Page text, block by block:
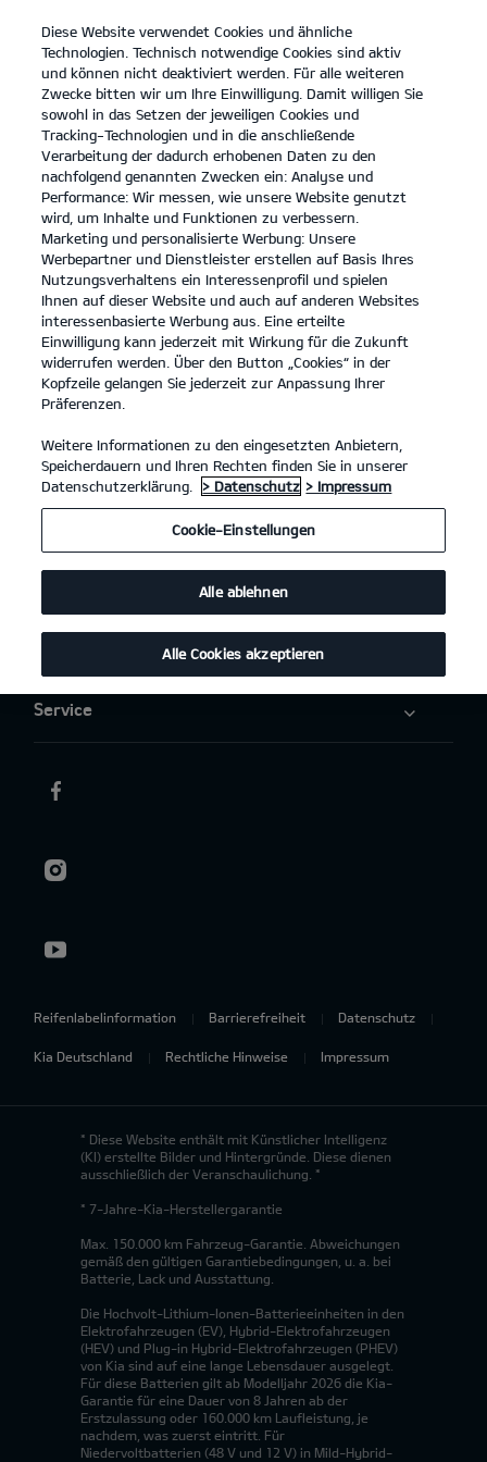
open
menu
KONTAKT
ANGEBOTSANFRAGE
Modelle
Business
Angebote
Elektromobilität
Aktuelles
Service
Reifenlabelinformation Barrierefreiheit Datenschutz
Kia Deutschland Rechtliche Hinweise Impressum
* Diese Website enthält mit Künstlicher Intelligenz
(KI) erstellte Bilder und Hintergründe. Diese dienen
ausschließlich der Veranschaulichung. *
* 7-Jahre-Kia-Herstellergarantie
Max. 150.000 km Fahrzeug-Garantie. Abweichungen
gemäß den gültigen Garantiebedingungen, u. a. bei
Batterie, Lack und Ausstattung.
Die Hochvolt-Lithium-Ionen-Batterieeinheiten in den
Elektrofahrzeugen (EV), Hybrid-Elektrofahrzeugen
(HEV) und Plug-in Hybrid-Elektrofahrzeugen (PHEV)
von Kia sind auf eine lange Lebensdauer ausgelegt.
Für diese Batterien gilt ab Modelljahr 2026 die Kia-
Garantie für eine Dauer von 8 Jahren ab der
Erstzulassung oder 160.000 km Laufleistung, je
nachdem, was zuerst eintritt. Für
Niedervoltbatterien (48 V und 12 V) in Mild-Hybrid-
Diese Website verwendet Cookies und ähnliche
Technologien. Technisch notwendige Cookies sind aktiv
und können nicht deaktiviert werden. Für alle weiteren
Zwecke bitten wir um Ihre Einwilligung. Damit willigen Sie
sowohl in das Setzen der jeweiligen Cookies und
Tracking-Technologien und in die anschließende
Verarbeitung der dadurch erhobenen Daten zu den
nachfolgend genannten Zwecken ein: Analyse und
Performance: Wir messen, wie unsere Website genutzt
wird, um Inhalte und Funktionen zu verbessern.
Marketing und personalisierte Werbung: Unsere
Werbepartner und Dienstleister erstellen auf Basis Ihres
Nutzungsverhaltens ein Interessenprofil und spielen
Ihnen auf dieser Website und auch auf anderen Websites
interessenbasierte Werbung aus. Eine erteilte
Einwilligung kann jederzeit mit Wirkung für die Zukunft
widerrufen werden. Über den Button „Cookies“ in der
Kopfzeile gelangen Sie jederzeit zur Anpassung Ihrer
Präferenzen.
Weitere Informationen zu den eingesetzten Anbietern,
Speicherdauern und Ihren Rechten finden Sie in unserer
Datenschutzerklärung.
> Datenschutz > Impressum
Cookie-Einstellungen
Alle ablehnen
Alle Cookies akzeptieren